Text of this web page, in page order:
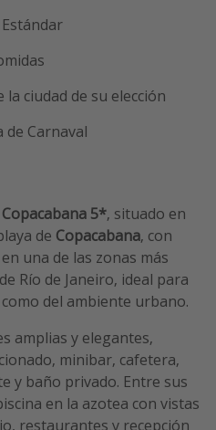
la ciudad de su elección
de Carnaval
5*, situado en
de Copacabana, con
una de las zonas más
Río de Janeiro, ideal para
del ambiente urbano.
amplias y elegantes,
minibar, cafetera,
y baño privado. Entre sus
en la azotea con vistas
restaurantes y recepción